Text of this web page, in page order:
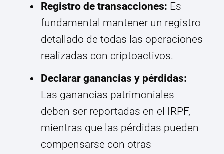
Registro de transacciones: Es
fundamental mantener un registro
detallado de todas las operaciones
realizadas con criptoactivos.
Declarar ganancias y pérdidas:
Las ganancias patrimoniales
deben ser reportadas en el IRPF,
mientras que las pérdidas pueden
compensarse con otras